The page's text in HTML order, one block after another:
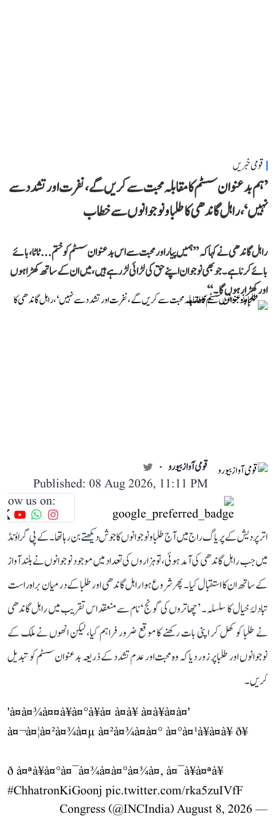
قومی خبریں
’ہم بدعنوان سسٹم کا مقابلہ محبت سے کریں گے، نفرت اور تشدد سے
نہیں‘، راہل گاندھی کا طلبا و نوجوانوں سے خطاب
راہل گاندھی نے کہا کہ ’’ہمیں پیار اور محبت سے اس بدعنوان سسٹم کو ختم... ٹاٹا، بائے
بائے کرنا ہے۔ جو بھی نوجوان اپنے حق کی لڑائی لڑ رہے ہیں، میں ان کے ساتھ کھڑا ہوں
اور کھڑا رہوں گا۔‘‘
قومی آواز بیورو
Published: 08 Aug 2026, 11:11 PM
us on:
اتر پردیش کے پریاگ راج میں آج طلبا و نوجوانوں کا جوش دیکھتے بن رہا تھا۔ کے پی گراؤنڈ
میں جب راہل گاندھی کی آمد ہوئی، تو ہزاروں کی تعداد میں موجود نوجوانوں نے بلند آواز
کے ساتھ ان کا استقبال کیا۔ پھر شروع ہوا راہل گاندھی اور طلبا کے درمیان براہ راست
تبادلۂ خیال کا سلسلہ۔ ’چھاتروں کی گونج‘ نام سے منعقد اس تقریب میں راہل گاندھی
نے طلبا کو کھل کر اپنی بات رکھنے کا موقع ضرور فراہم کیا، لیکن انھوں نے ملک کے
نوجوانوں اور طلبا پر زور دیا کہ وہ محبت اور عدم تشدد کے ذریعہ بدعنوان سسٹم کو تبدیل
کریں۔
'à¤à¤¾à¤¤à¥à¤°à¥à¤ à¤à¥ à¤à¥à¤à¤'
à¤¬à¤¦à¤²à¤¾à¤µ à¤²à¤¾à¤à¤° à¤°à¤¹à¥à¤à¥ ð¥
ð à¤ªà¥à¤°à¤¯à¤¾à¤à¤°à¤¾à¤, à¤¯à¥à¤ªà¥
#ChhatronKiGoonj pic.twitter.com/rka5zuIVfF
— Congress (@INCIndia)
August 8, 2026